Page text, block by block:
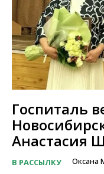
Госпиталь
Анастасия
В РАССЫЛКУ Оксана